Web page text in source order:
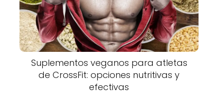
Suplementos veganos para atletas
de CrossFit: opciones nutritivas y
efectivas